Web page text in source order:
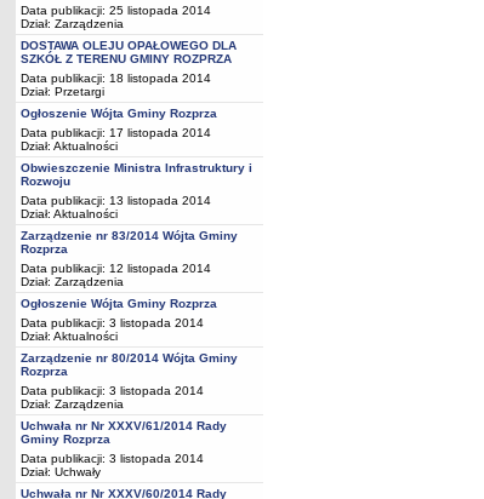
Data publikacji: 25 listopada 2014
Dział: Zarządzenia
DOSTAWA OLEJU OPAŁOWEGO DLA
SZKÓŁ Z TERENU GMINY ROZPRZA
Data publikacji: 18 listopada 2014
Dział: Przetargi
Ogłoszenie Wójta Gminy Rozprza
Data publikacji: 17 listopada 2014
Dział: Aktualności
Obwieszczenie Ministra Infrastruktury i
Rozwoju
Data publikacji: 13 listopada 2014
Dział: Aktualności
Zarządzenie nr 83/2014 Wójta Gminy
Rozprza
Data publikacji: 12 listopada 2014
Dział: Zarządzenia
Ogłoszenie Wójta Gminy Rozprza
Data publikacji: 3 listopada 2014
Dział: Aktualności
Zarządzenie nr 80/2014 Wójta Gminy
Rozprza
Data publikacji: 3 listopada 2014
Dział: Zarządzenia
Uchwała nr Nr XXXV/61/2014 Rady
Gminy Rozprza
Data publikacji: 3 listopada 2014
Dział: Uchwały
Uchwała nr Nr XXXV/60/2014 Rady